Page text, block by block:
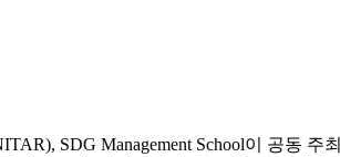
SDG Management School이 공동